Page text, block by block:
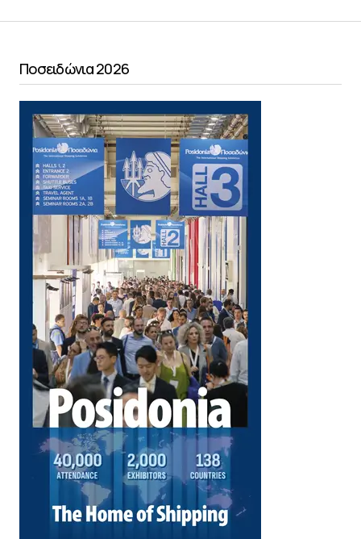
Ποσειδώνια 2026